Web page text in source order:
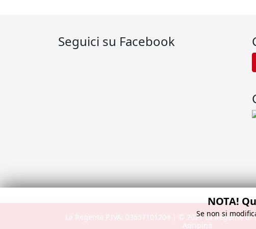
Seguici su Facebook
La Regenta P.IVA: 03657101204 | ©️ 2021 La Regenta
Agripina
NOTA!
Se non si